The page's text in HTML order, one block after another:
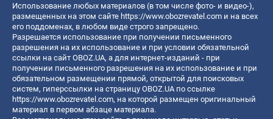
Использование любых материалов (в том числе фото- и видео-),
размещенных на этом сайте https://www.obozrevatel.com и на всех
его поддоменах, в любом виде строго запрещено.
Разрешается использование при получении письменного
разрешения на их использование и при условии обязательной
ссылки на сайт OBOZ.UA, а для интернет-изданий - при
получении письменного разрешения на их использование и при
обязательном размещении прямой, открытой для поисковых
систем, гиперссылки на страницу OBOZ.UA по ссылке
https://www.obozrevatel.com, на которой размещен оригинальный
материал в первом абзаце материала.